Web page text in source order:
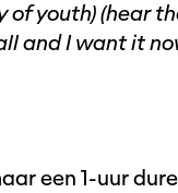
youth) (hear
and I want it
een 1-uur